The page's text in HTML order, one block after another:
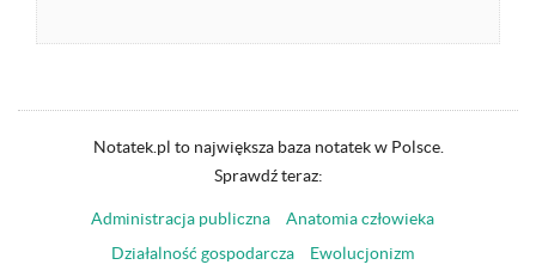
Notatek.pl to największa baza notatek w Polsce.
Sprawdź teraz:
Administracja publiczna
Anatomia człowieka
Działalność gospodarcza
Ewolucjonizm